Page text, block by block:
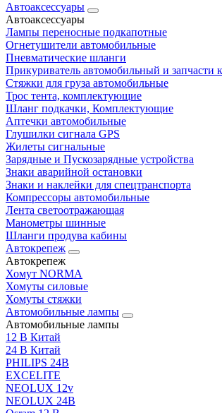
Автоаксессуары
Автоаксессуары
Лампы переносные подкапотные
Огнетушители автомобильные
Пневматические шланги
Прикуриватель автомобильный и запчасти
Стяжки для груза автомобильные
Трос тента, комплектующие
Шланг подкачки, Комплектующие
Аптечки автомобильные
Глушилки сигнала GPS
Жилеты сигнальные
Зарядные и Пускозарядные устройства
Знаки аварийной остановки
Знаки и наклейки для спецтранспорта
Компрессоры автомобильные
Лента светоотражающая
Манометры шинные
Шланги продува кабины
Автокрепеж
Автокрепеж
Хомут NORMA
Хомуты силовые
Хомуты стяжки
Автомобильные лампы
Автомобильные лампы
12 В Китай
24 В Китай
PHILIPS 24В
EXCELITE
NEOLUX 12v
NEOLUX 24В